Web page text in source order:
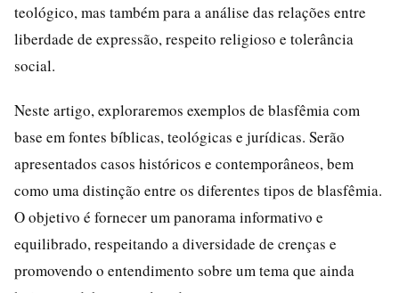
teológico, mas também para a análise das relações entre
liberdade de expressão, respeito religioso e tolerância
social.
Neste artigo, exploraremos exemplos de blasfêmia com
base em fontes bíblicas, teológicas e jurídicas. Serão
apresentados casos históricos e contemporâneos, bem
como uma distinção entre os diferentes tipos de blasfêmia.
O objetivo é fornecer um panorama informativo e
equilibrado, respeitando a diversidade de crenças e
promovendo o entendimento sobre um tema que ainda